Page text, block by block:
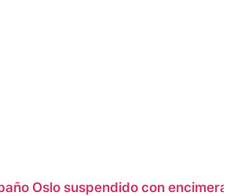
Oslo suspendido con encimera